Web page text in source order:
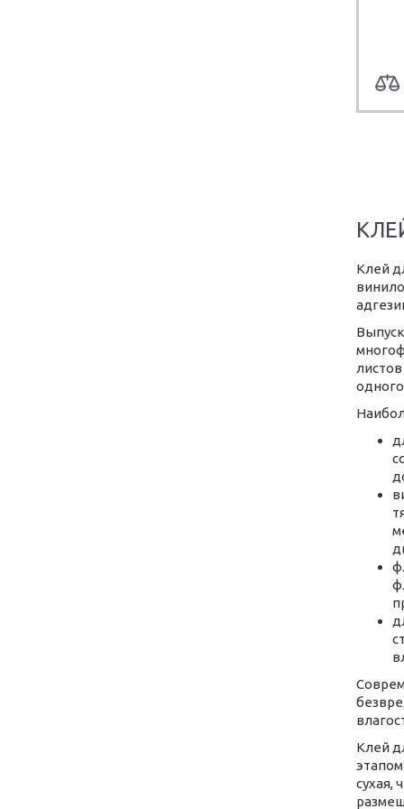
Клей
Клей
сухая,